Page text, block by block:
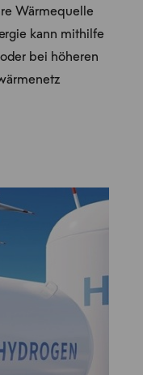
Wärmequelle
kann mithilfe
bei höheren